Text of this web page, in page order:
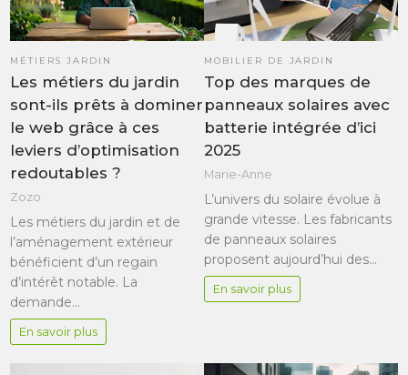
MÉTIERS JARDIN
Les métiers du jardin
sont-ils prêts à dominer
le web grâce à ces
leviers d’optimisation
redoutables ?
Zozo
Les métiers du jardin et de
l’aménagement extérieur
bénéficient d’un regain
d’intérêt notable. La
demande…
En savoir plus
MOBILIER DE JARDIN
Top des marques de
panneaux solaires avec
batterie intégrée d’ici
2025
Marie-Anne
L’univers du solaire évolue à
grande vitesse. Les fabricants
de panneaux solaires
proposent aujourd’hui des…
En savoir plus